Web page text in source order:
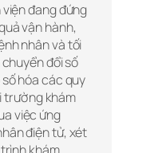
đang đứng
vận hành,
nhân và tối
đổi số
hóa các quy
trường khám
việc ứng
điện tử, xét